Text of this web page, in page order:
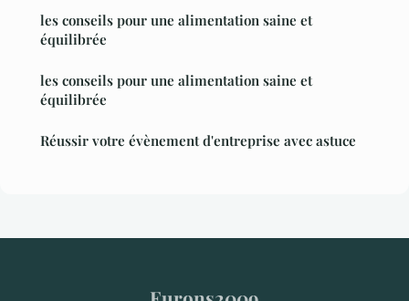
les conseils pour une alimentation saine et
équilibrée
les conseils pour une alimentation saine et
équilibrée
Réussir votre évènement d'entreprise avec astuce